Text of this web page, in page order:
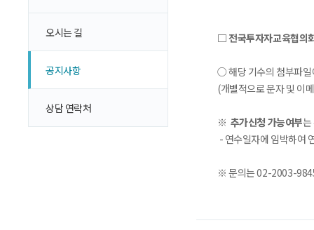
오시는 길
공지사항
상담 연락처
□ 전국투자자교육협의
○ 해당 기수의 첨부파일
(개별적으로 문자 및 이
※ 추가신청 가능여부는
- 연수일자에 임박하여
※ 문의는 02-2003-